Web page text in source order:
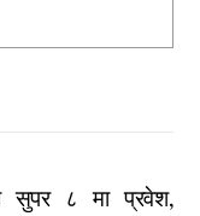
सुपर ८ मा प्रवेश,